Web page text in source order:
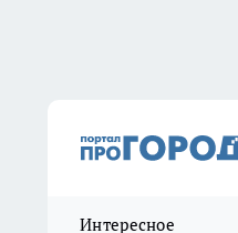
Интересное